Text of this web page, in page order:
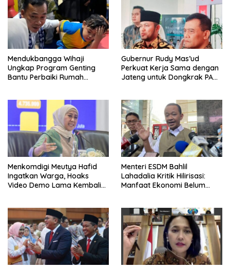
Mendukbangga Wihaji
Ungkap Program Genting
Bantu Perbaiki Rumah
Gubernur Rudy Mas’ud
Perkuat Kerja Sama dengan
Jateng untuk Dongkrak PAD
Menkomdigi Meutya Hafid
Ingatkan Warga, Hoaks
Video Demo Lama Kembali
Menteri ESDM Bahlil
Lahadalia Kritik Hilirisasi:
Manfaat Ekonomi Belum